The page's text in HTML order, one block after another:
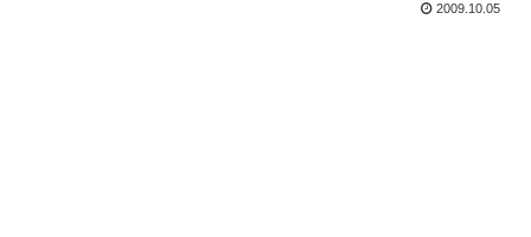
2009.10.05